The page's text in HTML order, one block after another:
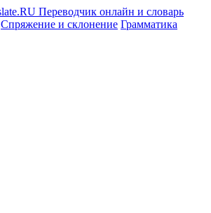
Спряжение и склонение Грамматика